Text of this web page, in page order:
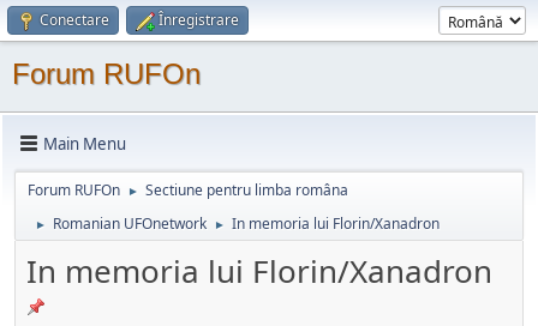
Conectare Înregistrare
Forum RUFOn
Main Menu
Forum RUFOn ► Sectiune pentru limba româna
► Romanian UFOnetwork ► In memoria lui Florin/Xanadron
In memoria lui Florin/Xanadron